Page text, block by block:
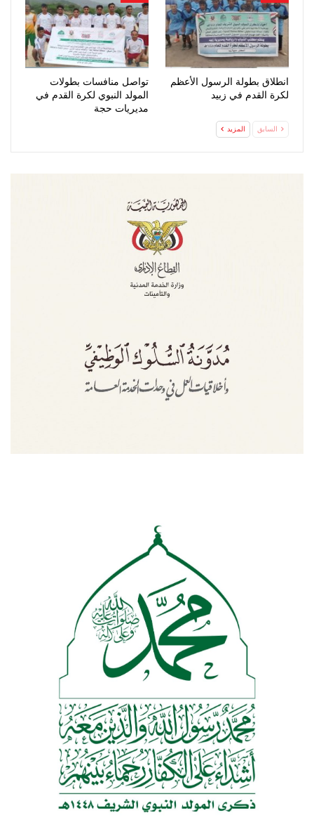
انطلاق بطولة الرسول الأعظم
لكرة القدم في زبيد
تواصل منافسات بطولات
المولد النبوي لكرة القدم في
مديريات حجة
السابق المزيد